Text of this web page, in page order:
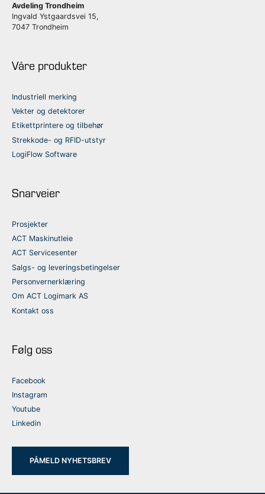
Avdeling Trondheim
Ingvald Ystgaardsvei 15,
7047 Trondheim
Våre produkter
Industriell merking
Vekter og detektorer
Etikettprintere og tilbehør
Strekkode- og RFID-utstyr
LogiFlow Software
Snarveier
Prosjekter
ACT Maskinutleie
ACT Servicesenter
Salgs- og leveringsbetingelser
Personvernerklæring
Om ACT Logimark AS
Kontakt oss
Følg oss
Facebook
Instagram
Youtube
Linkedin
PÅMELD NYHETSBREV